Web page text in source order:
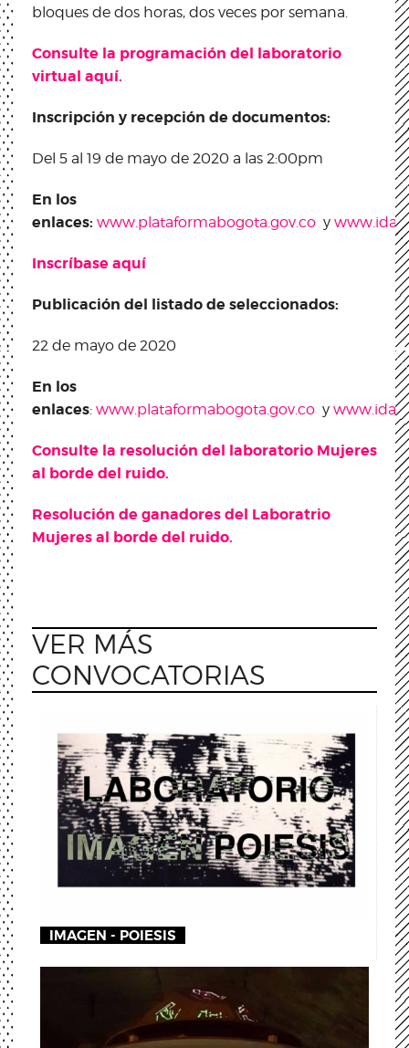
bloques de dos horas, dos veces por semana.
Consulte la programación del laboratorio
virtual aquí.
Inscripción​ ​y​ ​recepción​ ​de​ ​documentos:
Del 5 al 19 de mayo de 2020​ ​a​ ​las​ 2:00pm
En los
enlaces: www.plataformabogota.gov.co y
Inscríbase aquí
Publicación​ ​del​ ​listado​ ​de​ seleccionados:
22 de mayo de 2020
En los
enlaces: www.plataformabogota.gov.co y
Consulte la resolución del laboratorio Mujeres
al borde del ruido.
Resolución de ganadores del Laboratrio
Mujeres al borde del ruido.
VER MÁS
CONVOCATORIAS
IMAGEN - POIESIS